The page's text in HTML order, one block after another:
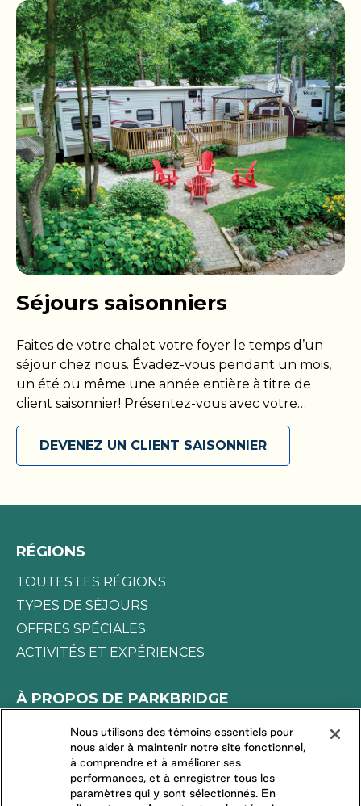
dont l’accès à un branchement électrique et à
l’eau. Venez vous détendre et jouir du plein air
dans nos campings dotés de vastes aires de
stationnement, de tables de pique-nique et de
foyers extérieurs. Que vous soyez de passage dans
notre région ou à la recherche d’une escapade de
week-end, une nuit dans un de nos campings de
VR vous garantit une pause douillette après une
journée d’aventure dans un décor pittoresque
Séjours saisonniers
Faites de votre chalet votre foyer le temps d’un
séjour chez nous. Évadez-vous pendant un mois,
un été ou même une année entière à titre de
client saisonnier! Présentez-vous avec votre
propre VR ou installez-vous dans votre chalet, puis
maximisez votre séjour parmi nous en accédant à
toutes les commodités que nous proposons.
DEVENEZ UN CLIENT SAISONNIER
RÉGIONS
TOUTES LES RÉGIONS
TYPES DE SÉJOURS
OFFRES SPÉCIALES
ACTIVITÉS ET EXPÉRIENCES
À PROPOS DE PARKBRIDGE
LA DIFFÉRENCE PARKBRIDGE
DEMANDES DES MÉDIAS
TRAVAILLER CHEZ NOUS
COMMUNAUTÉS RÉSIDENTIELLES
Nous utilisons des témoins essentiels pour
nous aider à maintenir notre site fonctionnel,
à comprendre et à améliorer ses
performances, et à enregistrer tous les
paramètres qui y sont sélectionnés. En